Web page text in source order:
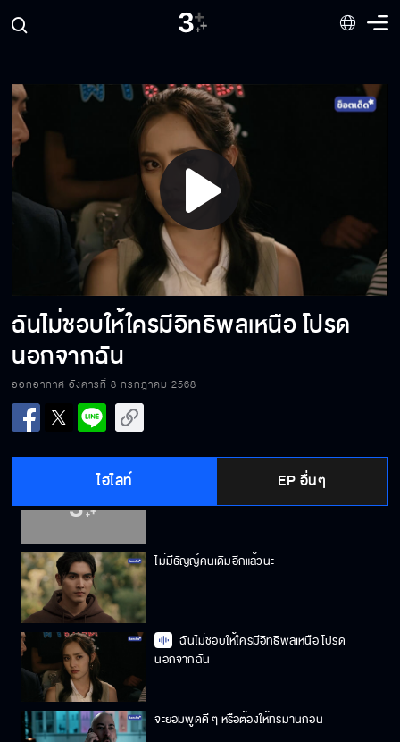
Play
Video
ฉันไม่ชอบให้ใครมีอิทธิพลเหนือ โปรด
นอกจากฉัน
ออกอากาศ อังคารที่ 8 กรกฎาคม 2568
ไฮไลท์ EP อื่นๆ
ชื่อ จอช เหมือนคนข้างนอกเลยเนอะ
ทำไมต้องหลอกกันด้วย
เรือเทียบท่าแล้วค่ะ ทุกคน
ถ้ามันไม่เชื่อฟังฉัน มันก็ไม่ใช่หลานฉันไง
จะระวังตัวอย่างดีที่สุด ไม่ให้ใครจำได้เด็ดขาด
ไม่มีธัญญ์คนเดิมอีกแล้วนะ
ฉันไม่ชอบให้ใครมีอิทธิพลเหนือ โปรด
นอกจากฉัน
จะยอมพูดดี ๆ หรือต้องให้ทรมานก่อน